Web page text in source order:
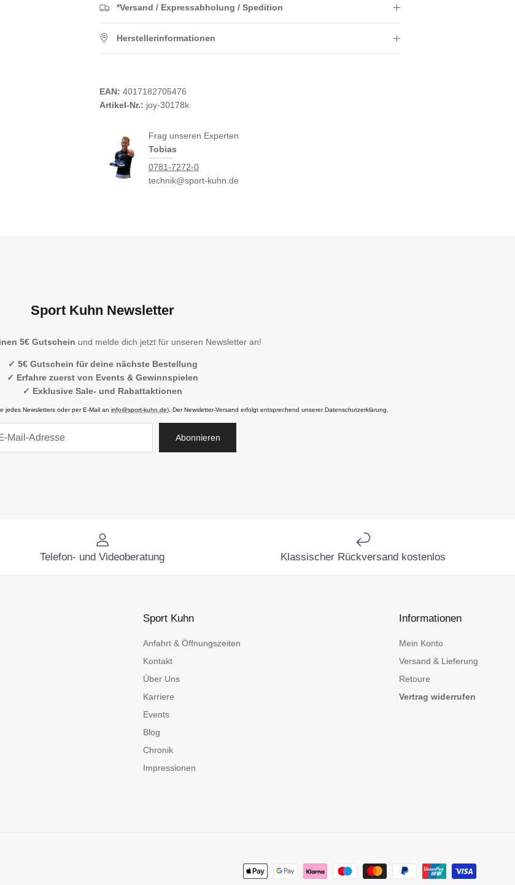
*Versand / Expressabholung / Spedition
Herstellerinformationen
EAN: 4017182705476
Artikel-Nr.: joy-30178k
Frag unseren Experten
Tobias
0781-7272-0
technik@sport-kuhn.de
Sport Kuhn Newsletter
5€ Gutschein und melde dich jetzt für unseren Newsletter an!
✓ 5€ Gutschein für deine nächste Bestellung
✓ Erfahre zuerst von Events & Gewinnspielen
✓ Exklusive Sale- und Rabattaktionen
jedes Newsletters oder per E-Mail an info@sport-kuhn.de). Der Newsletter-Versand erfolgt entsprechend unserer Datenschutzerklärung.
Abonnieren
Telefon- und Videoberatung Klassischer Rückversand kostenlos
Sport Kuhn
Anfahrt & Öffnungszeiten
Kontakt
Über Uns
Karriere
Events
Blog
Chronik
Impressionen
Informationen
Mein Konto
Versand & Lieferung
Retoure
Vertrag widerrufen